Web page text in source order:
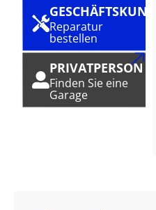
GESCHÄFTSKUNDE
Reparatur
bestellen
PRIVATPERSON
Finden Sie eine
Garage